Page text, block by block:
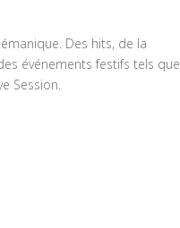
Des hits, de la
événements festifs tels que
Session.